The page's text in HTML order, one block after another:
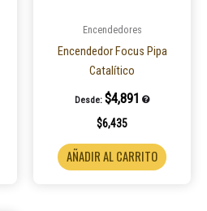
Encendedores
Encendedor Focus Pipa
Catalítico
Desde: $4,891
$6,435
AÑADIR AL CARRITO